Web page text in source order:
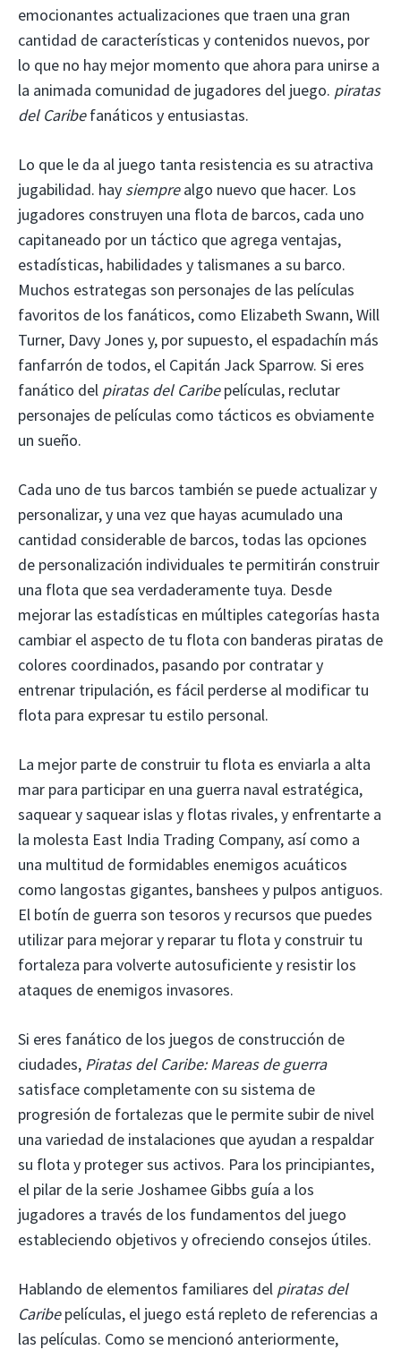
emocionantes actualizaciones que traen una gran
cantidad de características y contenidos nuevos, por
lo que no hay mejor momento que ahora para unirse a
la animada comunidad de jugadores del juego. piratas
del Caribefanáticos y entusiastas.
Lo que le da al juego tanta resistencia es su atractiva
jugabilidad. hay siemprealgo nuevo que hacer. Los
jugadores construyen una flota de barcos, cada uno
capitaneado por un táctico que agrega ventajas,
estadísticas, habilidades y talismanes a su barco.
Muchos estrategas son personajes de las películas
favoritos de los fanáticos, como Elizabeth Swann, Will
Turner, Davy Jones y, por supuesto, el espadachín más
fanfarrón de todos, el Capitán Jack Sparrow. Si eres
fanático del piratas del Caribepelículas, reclutar
personajes de películas como tácticos es obviamente
un sueño.
Cada uno de tus barcos también se puede actualizar y
personalizar, y una vez que hayas acumulado una
cantidad considerable de barcos, todas las opciones
de personalización individuales te permitirán construir
una flota que sea verdaderamente tuya. Desde
mejorar las estadísticas en múltiples categorías hasta
cambiar el aspecto de tu flota con banderas piratas de
colores coordinados, pasando por contratar y
entrenar tripulación, es fácil perderse al modificar tu
flota para expresar tu estilo personal.
La mejor parte de construir tu flota es enviarla a alta
mar para participar en una guerra naval estratégica,
saquear y saquear islas y flotas rivales, y enfrentarte a
la molesta East India Trading Company, así como a
una multitud de formidables enemigos acuáticos
como langostas gigantes, banshees y pulpos antiguos.
El botín de guerra son tesoros y recursos que puedes
utilizar para mejorar y reparar tu flota y construir tu
fortaleza para volverte autosuficiente y resistir los
ataques de enemigos invasores.
Si eres fanático de los juegos de construcción de
ciudades, Piratas del Caribe: Mareas de guerra
satisface completamente con su sistema de
progresión de fortalezas que le permite subir de nivel
una variedad de instalaciones que ayudan a respaldar
su flota y proteger sus activos. Para los principiantes,
el pilar de la serie Joshamee Gibbs guía a los
jugadores a través de los fundamentos del juego
estableciendo objetivos y ofreciendo consejos útiles.
Hablando de elementos familiares del piratas del
Caribepelículas, el juego está repleto de referencias a
las películas. Como se mencionó anteriormente,